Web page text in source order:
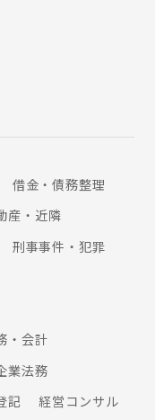
借金・債務整理
産・近隣
刑事事件・犯罪
・会計
業法務
記 経営コンサル